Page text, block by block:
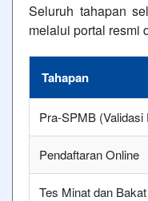
Seluruh tahapan
melalui portal resmi
Tahapan
Pra-SPMB (Validasi
Pendaftaran Online
Tes Minat dan